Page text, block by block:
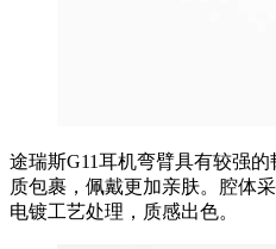
途瑞斯G11耳机弯臂具有较强
质包裹，佩戴更加亲肤。腔体
电镀工艺处理，质感出色。